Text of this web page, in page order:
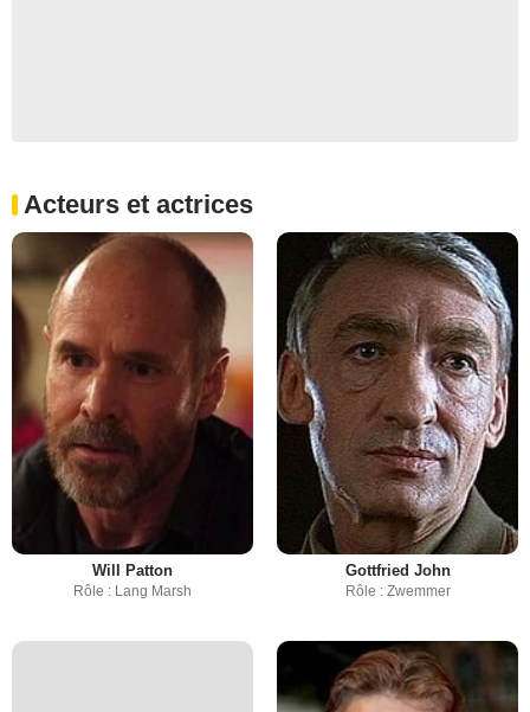
Acteurs et actrices
Will Patton
Rôle : Lang Marsh
Gottfried John
Rôle : Zwemmer